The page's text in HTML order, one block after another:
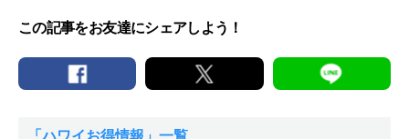
この記事をお友達にシェアしよう！
「ハワイお得情報」一覧